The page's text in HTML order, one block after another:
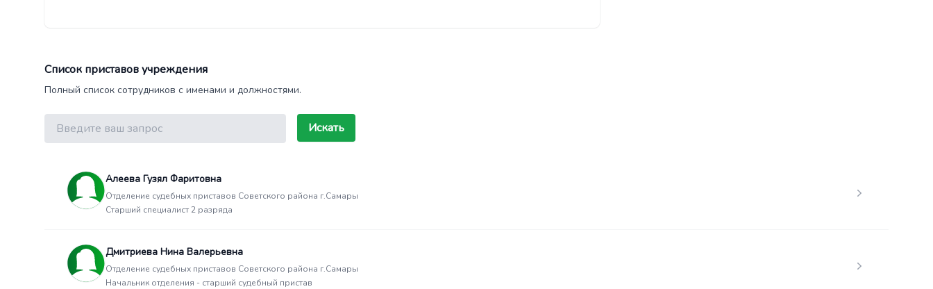
Список приставов учреждения
Полный список сотрудников с именами и должностями.
Поиск Искать
Алеева Гузял Фаритовна
Отделение судебных приставов Советского района г.Самары
Старший специалист 2 разряда
Дмитриева Нина Валерьевна
Отделение судебных приставов Советского района г.Самары
Начальник отделения - старший судебный пристав